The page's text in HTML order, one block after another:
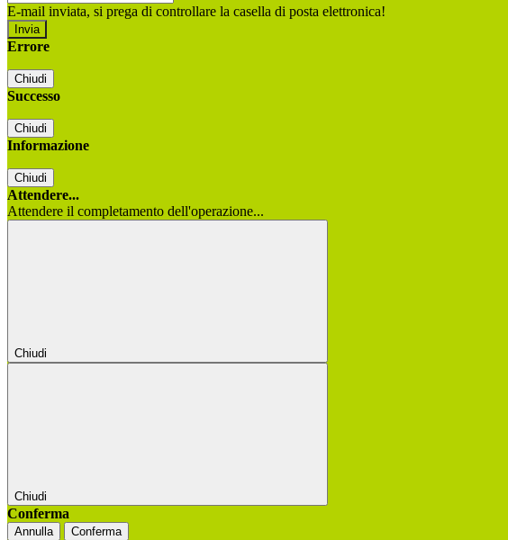
E-mail inviata, si prega di controllare la casella di posta elettronica!
Errore
Chiudi
Successo
Chiudi
Informazione
Chiudi
Attendere...
Attendere il completamento dell'operazione...
Chiudi
Chiudi
Conferma
Annulla Conferma